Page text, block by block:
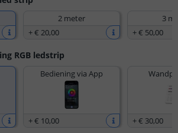
2 meter
+€ 20,00
3
+€ 50,00
RGB ledstrip
Bediening via App
+€ 10,00 +€ 30,00